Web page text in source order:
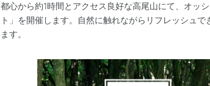
都心から約1時間とアクセス良好な高尾山にて、オッ
ト」を開催します。自然に触れながらリフレッシュ
ます。